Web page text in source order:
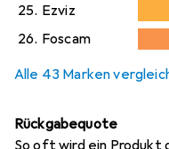
25. Ezviz
8
26. Foscam
Alle 43 Marken
Rückgabequote